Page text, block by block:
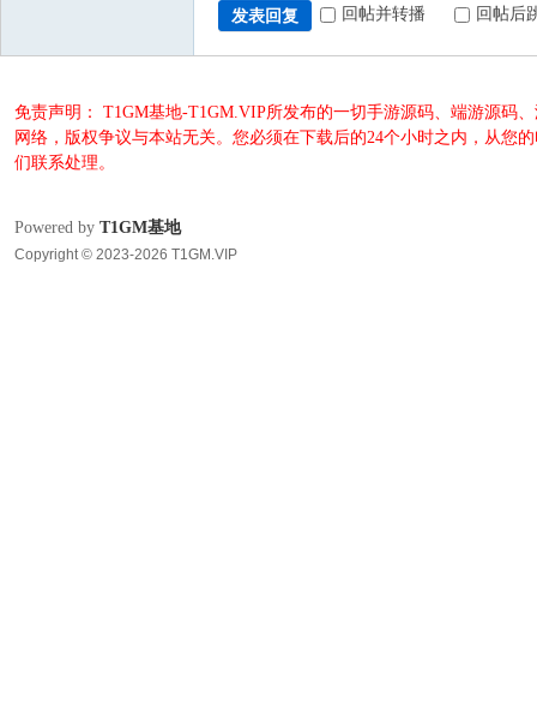
发表回复 回帖并转播 回帖后
免责声明： T1GM基地-T1GM.VIP所发布的一切手游源码、端游源码
网络，版权争议与本站无关。您必须在下载后的24个小时之内，从您
们联系处理。
Powered by T1GM基地
Copyright © 2023-2026 T1GM.VIP